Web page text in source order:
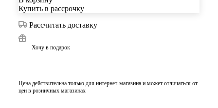
Купить в рассрочку
Рассчитать доставку
Хочу в подарок
Цена действительна только для интернет-магазина и может отличаться от
цен в розничных магазинах